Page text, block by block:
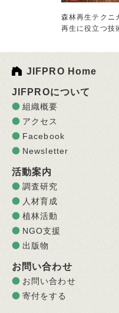
森林再生テクニ
再生に役立つ技
JIFPRO Home
JIFPROについて
組織概要
アクセス
Facebook
Newsletter
活動案内
調査研究
人材育成
植林活動
NGO支援
出版物
お問い合わせ
お問い合わせ
寄付をする